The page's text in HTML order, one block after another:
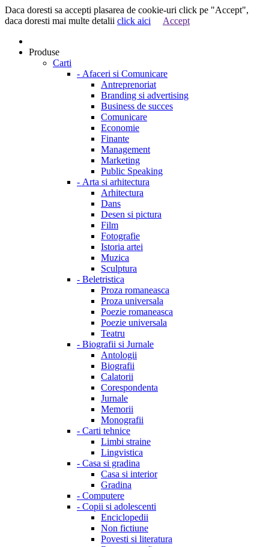
Daca doresti sa accepti plasarea de cookie-uri click pe "Accept",
daca doresti mai multe detalii click aici Accept
Produse
Carti
- Afaceri si Comunicare
Antreprenoriat
Branding si advertising
Business de succes
Comunicare
Economie
Finante
Management
Marketing
Public Speaking
- Arta si arhitectura
Arhitectura
Dans
Desen si pictura
Film
Fotografie
Istoria artei
Muzica
Sculptura
- Beletristica
Proza romaneasca
Proza universala
Poezie romaneasca
Poezie universala
Teatru
- Biografii si Jurnale
Antologii
Biografii
Calatorii
Corespondenta
Jurnale
Memorii
Monografii
- Carti tehnice
Limbi straine
Lingvistica
- Casa si gradina
Casa si interior
Gradina
- Computere
- Copii si adolescenti
Enciclopedii
Non fictiune
Povesti si literatura